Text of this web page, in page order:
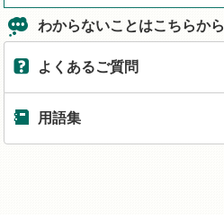
わからないことはこちらから
よくあるご質問
用語集